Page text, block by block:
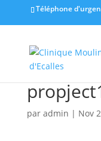
Téléphone
par admin | Nov